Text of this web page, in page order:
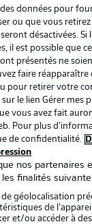
as it's meant to
BUNDESLIGA APP
données pour
ou que vous
désactivées. Si
il est possible que
présentés ne
faire réapparaître
pour retirer votre
le lien Gérer mes
vous avez fait
Pour plus
de confidentialité.
nos partenaires
finalités
géolocalisation
de
et/ou accéder à